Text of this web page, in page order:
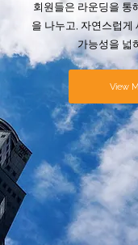
회원들은 라운딩을 통
을 나누고, 자연스럽게
가능성을 넓
View